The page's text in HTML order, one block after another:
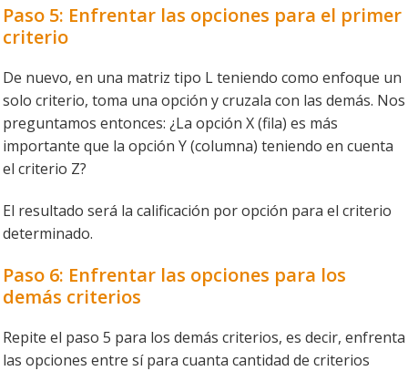
Paso 5: Enfrentar las opciones para el primer
criterio
De nuevo, en una matriz tipo L teniendo como enfoque un
solo criterio, toma una opción y cruzala con las demás. Nos
preguntamos entonces: ¿La opción X (fila) es más
importante que la opción Y (columna) teniendo en cuenta
el criterio Z?
El resultado será la calificación por opción para el criterio
determinado.
Paso 6: Enfrentar las opciones para los
demás criterios
Repite el paso 5 para los demás criterios, es decir, enfrenta
las opciones entre sí para cuanta cantidad de criterios